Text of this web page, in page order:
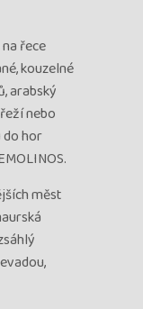
řece
kouzelné
arabský
nebo
do hor
měst